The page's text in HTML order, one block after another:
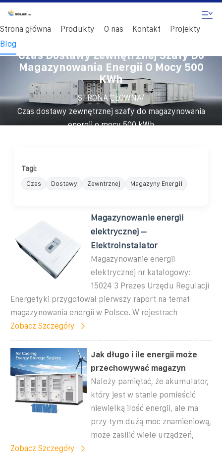
Strona główna Produkty O nas Kontakt
Projekty
Blog
Czas Dostawy Zewnętrznej Szafy Do
Magazynowania Energii O Mocy 500
KWh
STRONA GŁÓWNA/
Czas dostawy zewnętrznej szafy do magazynowania
energii o mocy 500 kWh
Tagi:
Czas Dostawy Zewntrznej Magazyny Energii
Magazynowanie energii
elektrycznej –
Elektroinstalator
Magazynowanie energii
elektrycznej nr katalogowy:
15024 3 Prezes Urzędu Regulacji
Energetyki przygotował pierwszy raport na temat
magazynowania energii w Polsce. W rejestrach
Zobacz Szczegóły
Jak długo i ile energii może
przechowywać magazyn
Należy pamiętać, że akumulator,
który jest w stanie pomieścić
niewielką ilość energii, ale ma
przy tym dużą moc znamieniową,
może zasilić wiele urządzeń,
Zobacz Szczegóły